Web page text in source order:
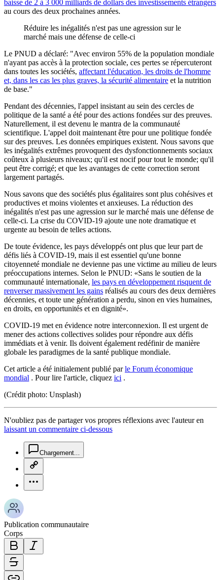
baisse de 2 à 3 000 milliards de dollars des investissements étrangers
au cours des deux prochaines années.
Réduire les inégalités n'est pas une agression sur le
marché mais une défense de celle-ci
Le PNUD a déclaré: "Avec environ 55% de la population mondiale
n'ayant pas accès à la protection sociale, ces pertes se répercuteront
dans toutes les sociétés, affectant l'éducation, les droits de l'homme
et, dans les cas les plus graves, la sécurité alimentaire et la nutrition
de base."
Pendant des décennies, l'appel insistant au sein des cercles de
politique de la santé a été pour des actions fondées sur des preuves.
Naturellement, il est devenu le mantra de la communauté
scientifique. L'appel doit maintenant être pour une politique fondée
sur des preuves. Les données empiriques existent. Nous savons que
les inégalités extrêmes provoquent des dysfonctionnements sociaux
coûteux à plusieurs niveaux; qu'il est nocif pour tout le monde; qu'il
peut être corrigé; et que les avantages de cette correction seront
largement partagés.
Nous savons que des sociétés plus égalitaires sont plus cohésives et
productives et moins violentes et anxieuses. La réduction des
inégalités n'est pas une agression sur le marché mais une défense de
celle-ci. La crise du COVID-19 ajoute une note dramatique et
urgente au besoin de telles actions.
De toute évidence, les pays développés ont plus que leur part de
défis liés à COVID-19, mais il est essentiel qu'une bonne
citoyenneté mondiale ne devienne pas une victime au milieu de leurs
préoccupations internes. Selon le PNUD: «Sans le soutien de la
communauté internationale, les pays en développement risquent de
renverser massivement les gains réalisés au cours des deux dernières
décennies, et toute une génération a perdu, sinon en vies humaines,
en droits, en opportunités et en dignité».
COVID-19 met en évidence notre interconnexion. Il est urgent de
mener des actions collectives solides pour répondre aux défis
immédiats et à venir. Ils doivent également redéfinir de manière
globale les paradigmes de la santé publique mondiale.
Cet article a été initialement publié parle Forum économique
mondial . Pour lire l'article, cliquez ici .
(Crédit photo: Unsplash)
N'oubliez pas de partager vos propres réflexions avec l'auteur en
laissant un commentaire ci-dessous
Chargement...
Publication communautaire
Corps
bold-icon
link-icon